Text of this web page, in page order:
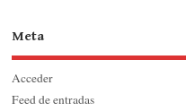
Meta
Acceder
Feed de entradas